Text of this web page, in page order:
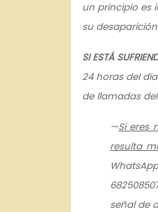
un principio es
su
SI ESTÁ
24 horas del
de llamadas
—Si eres
resulta
señal de